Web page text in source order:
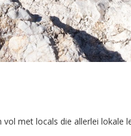
met locals die allerlei lokale